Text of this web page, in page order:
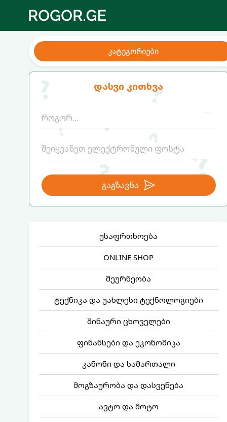
კატეგორიები
დასვი კითხვა
გაგზავნა
უსაფრთხოება
ONLINE SHOP
მეურნეობა
ტექნიკა და უახლესი ტექნოლოგიები
შინაური ცხოველები
ფინანსები და ეკონომიკა
კანონი და სამართალი
მოგზაურობა და დასვენება
ავტო და მოტო